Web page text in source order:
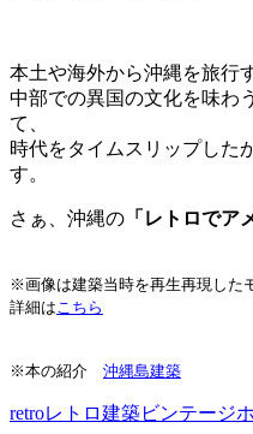
本土や海外から沖縄を旅行
中部での異国の文化を味わ
て、
時代をタイムスリップした
す。
さぁ、沖縄の 「レトロでア
※画像は建築当時を再生再現した
詳細はこちら
※本の紹介 沖縄島建築
retroレトロ建築ビンテージ